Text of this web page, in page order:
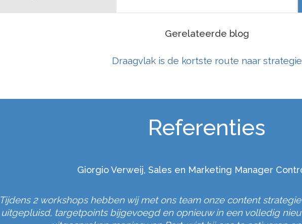
Gerelateerde blog
Draagvlak is de kortste route naar strategie
Referenties
Giorgio Verweij, Sales en Marketing Manager
Tijdens 2 workshops hebben wij met ons team onze content
uitgepluisd, targetpoints bijgevoegd en opnieuw in een volledig